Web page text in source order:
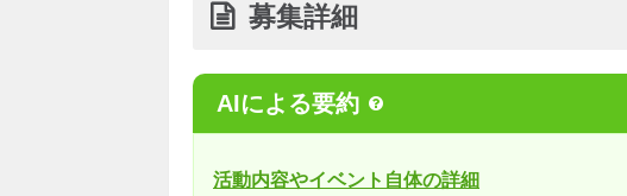
募集詳細
AIによる要約
活動内容やイベント自体の詳細